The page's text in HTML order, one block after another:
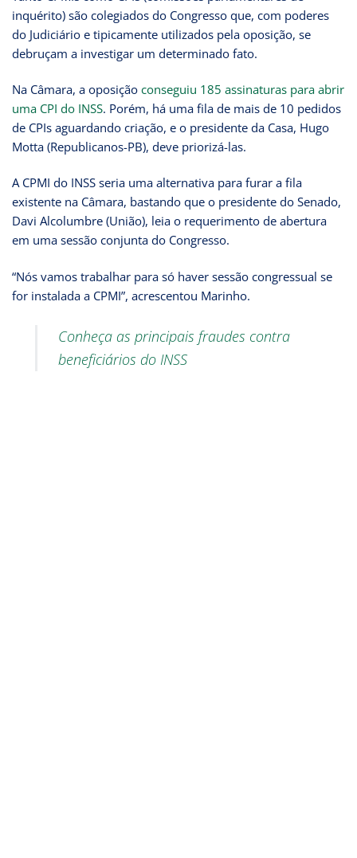
inquérito) são colegiados do Congresso que, com poderes
do Judiciário e tipicamente utilizados pela oposição, se
debruçam a investigar um determinado fato.
Na Câmara, a oposição conseguiu 185 assinaturas para abrir
uma CPI do INSS. Porém, há uma fila de mais de 10 pedidos
de CPIs aguardando criação, e o presidente da Casa, Hugo
Motta (Republicanos-PB), deve priorizá-las.
A CPMI do INSS seria uma alternativa para furar a fila
existente na Câmara, bastando que o presidente do Senado,
Davi Alcolumbre (União), leia o requerimento de abertura
em uma sessão conjunta do Congresso.
“Nós vamos trabalhar para só haver sessão congressual se
for instalada a CPMI”, acrescentou Marinho.
Conheça as principais fraudes contra
beneficiários do INSS